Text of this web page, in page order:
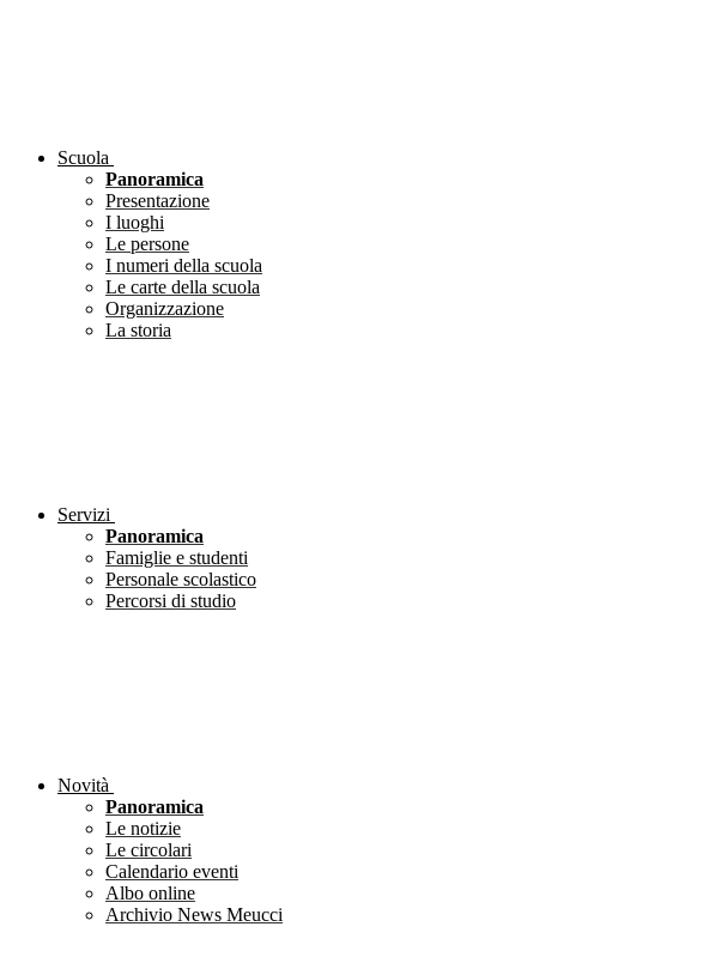
Scuola
Panoramica
Presentazione
I luoghi
Le persone
I numeri della scuola
Le carte della scuola
Organizzazione
La storia
Servizi
Panoramica
Famiglie e studenti
Personale scolastico
Percorsi di studio
Novità
Panoramica
Le notizie
Le circolari
Calendario eventi
Albo online
Archivio News Meucci